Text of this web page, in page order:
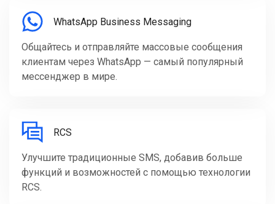
WhatsApp Business Messaging
Общайтесь и отправляйте массовые сообщения
клиентам через WhatsApp — самый популярный
мессенджер в мире.
RCS
Улучшите традиционные SMS, добавив больше
функций и возможностей с помощью технологии
RCS.